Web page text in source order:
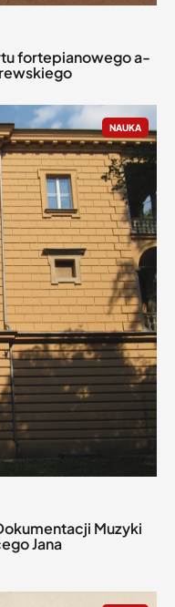
fortepianowego a-
NAUKA
Muzyki
Jana